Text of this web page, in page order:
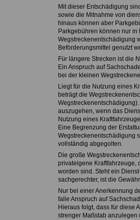
Mit dieser Entschädigung
sowie die Mitnahme von
hinaus können aber
Parkgebühren können nur
Wegstreckenentschädigung
Beförderungsmittel genutzt
Für längere Strecken ist die
Ein Anspruch auf
bei der kleinen
Liegt für die Nutzung eines
beträgt die
auszugehen, wenn das
Nutzung eines
Eine Begrenzung der
Wegstreckenentschädigung
vollständig abgegolten.
Die große
privateigene Kraftfahrzeuge,
worden sind. Steht ein
sachgerechter, ist die
Nur bei einer Anerkennung
falle Anspruch auf
Hieraus folgt, dass für diese
strenger Maßstab anzulegen